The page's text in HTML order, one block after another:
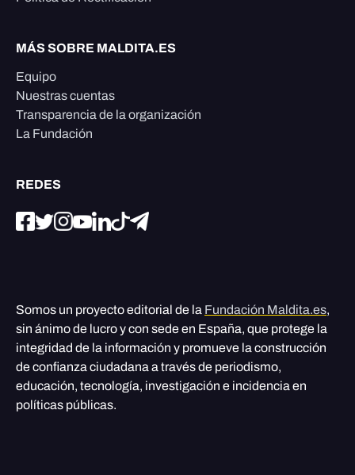
MÁS SOBRE MALDITA.ES
Equipo
Nuestras cuentas
Transparencia de la organización
La Fundación
REDES
Somos un proyecto editorial de la Fundación Maldita.es,
sin ánimo de lucro y con sede en España, que protege la
integridad de la información y promueve la construcción
de confianza ciudadana a través de periodismo,
educación, tecnología, investigación e incidencia en
políticas públicas.